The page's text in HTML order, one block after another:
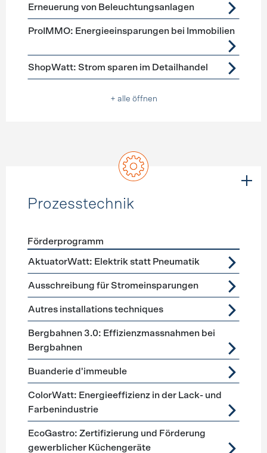
Erneuerung von Beleuchtungsanlagen
ProIMMO: Energieeinsparungen bei Immobilien
ShopWatt: Strom sparen im Detailhandel
+ alle öffnen
Prozesstechnik
Förderprogramme Prozesstechnik
Förderprogramm
AktuatorWatt: Elektrik statt Pneumatik
Ausschreibung für Stromeinsparungen
Autres installations techniques
Bergbahnen 3.0: Effizienzmassnahmen bei
Bergbahnen
Buanderie d'immeuble
ColorWatt: Energieeffizienz in der Lack- und
Farbenindustrie
EcoGastro: Zertifizierung und Förderung
gewerblicher Küchengeräte